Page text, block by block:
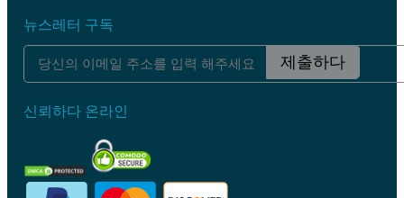
뉴스레터 구독
제출하다
신뢰하다 온라인